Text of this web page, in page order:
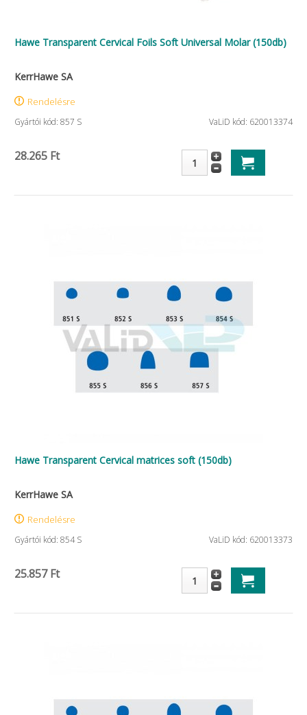
Hawe Transparent Cervical Foils Soft Universal Molar (150db)
KerrHawe SA
Rendelésre
Gyártói kód: 857 S VaLiD kód: 620013374
28.265 Ft
Hawe Transparent Cervical matrices soft (150db)
KerrHawe SA
Rendelésre
Gyártói kód: 854 S VaLiD kód: 620013373
25.857 Ft